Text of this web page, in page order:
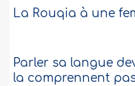
La Rouqia à une
Parler sa langue
la comprennent